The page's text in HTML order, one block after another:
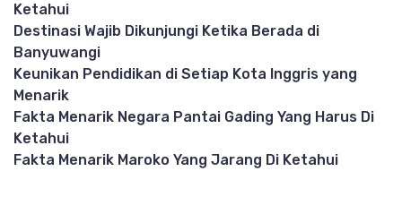
Ketahui
Destinasi Wajib Dikunjungi Ketika Berada di
Banyuwangi
Keunikan Pendidikan di Setiap Kota Inggris yang
Menarik
Fakta Menarik Negara Pantai Gading Yang Harus Di
Ketahui
Fakta Menarik Maroko Yang Jarang Di Ketahui